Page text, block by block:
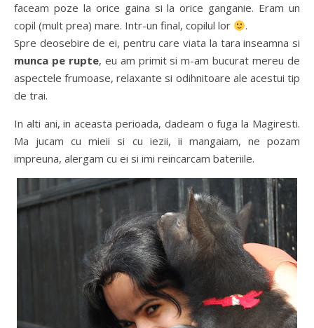
faceam poze la orice gaina si la orice ganganie. Eram un
copil (mult prea) mare. Intr-un final, copilul lor
.
Spre deosebire de ei, pentru care viata la tara inseamna si
munca pe rupte, eu am primit si m-am bucurat mereu de
aspectele frumoase, relaxante si odihnitoare ale acestui tip
de trai.
In alti ani, in aceasta perioada, dadeam o fuga la Magiresti.
Ma jucam cu mieii si cu iezii, ii mangaiam, ne pozam
impreuna, alergam cu ei si imi reincarcam bateriile.